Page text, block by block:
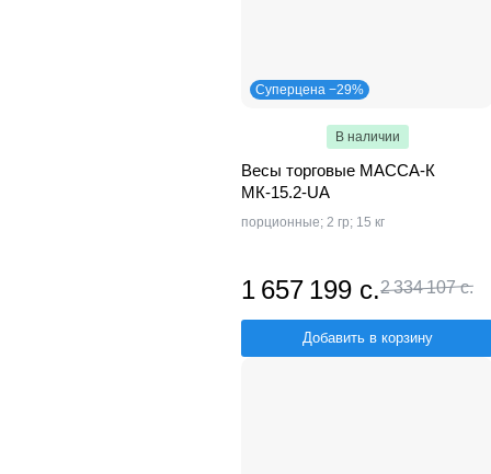
Суперцена −29%
В наличии
Весы торговые МАССА-К
МК-15.2-UA
порционные; 2 гр; 15 кг
1 657 199 с.2 334 107 с.
Добавить в корзину